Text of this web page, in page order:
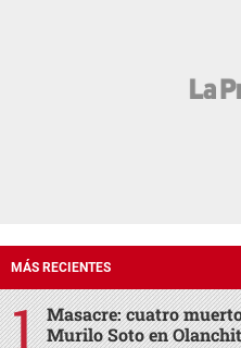
MÁS RECIENTES
Masacre: cuatro
Murilo Soto en